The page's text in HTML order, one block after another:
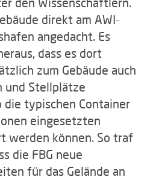
direkt am AWI-
angedacht. Es
dass es dort
zum Gebäude auch
und Stellplätze
typischen Container
eingesetzten
werden können. So traf
die FBG neue
für das Gelände an